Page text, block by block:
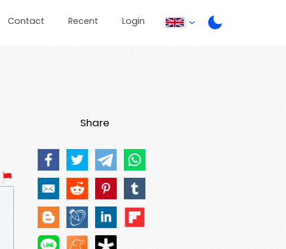
Contact Recent Login
Share